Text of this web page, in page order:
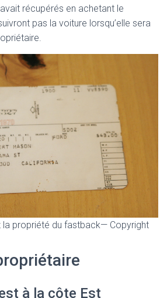
récupérés en achetant le
pas la voiture lorsqu’elle sera
la propriété du fastback— Copyright
à la côte Est